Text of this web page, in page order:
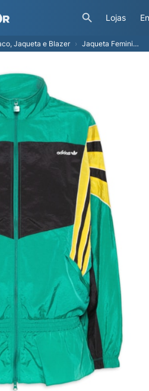
Lojas
Jaqueta e Blazer Jaqueta Feminina Santiago Woven TT - Verde